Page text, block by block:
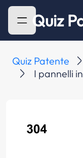
Quiz
Quiz Patente
I pannelli